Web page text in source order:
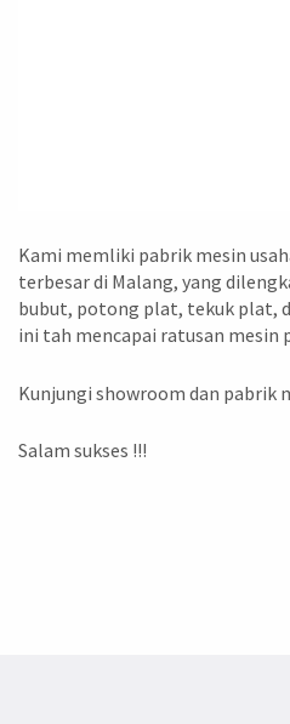
Kami memliki pabrik mesin
terbesar di Malang, yang
bubut, potong plat, tekuk plat,
ini tah mencapai ratusan mesin
Kunjungi showroom dan pabrik
Salam sukses !!!